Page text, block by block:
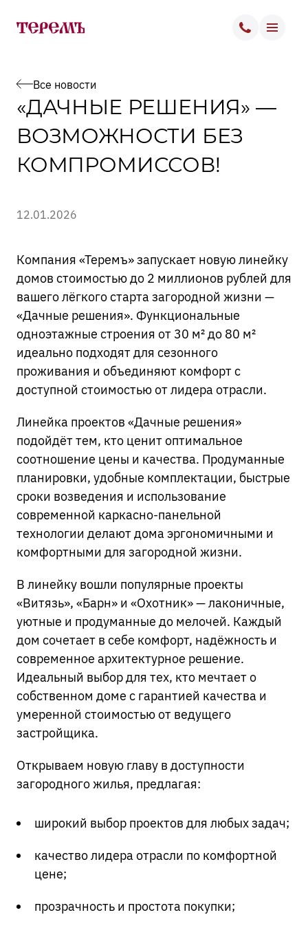
ОСТАВИТЬ ЗАЯВКУ
Укажите свое имя, номер телефона, и предпочтительное
возникшие вопросы!
Имя
Телефон
Дата
Время
Я соглашаюсь сПолитикой в отношении обработки
персональных данных, а также на обработку
персональных данных
О ЦЕНТРЕ
АРЕНДАТОРАМ
ПОСЕТИТЕЛЯМ
КОНТАКТЫ
+7 (495) 461-01-09
Москва, Ореховый бульвар, д. 26Б
ЗАКАЗАТЬ ЗВОНОК
Все новости
«ДАЧНЫЕ РЕШЕНИЯ» —
ВОЗМОЖНОСТИ БЕЗ
КОМПРОМИССОВ!
12.01.2026
Компания «Теремъ» запускает новую линейку
домов стоимостью до 2 миллионов рублей для
вашего лёгкого старта загородной жизни —
«Дачные решения». Функциональные
одноэтажные строения от 30 м² до 80 м²
идеально подходят для сезонного
проживания и объединяют комфорт с
доступной стоимостью от лидера отрасли.
Линейка проектов «Дачные решения»
подойдёт тем, кто ценит оптимальное
соотношение цены и качества. Продуманные
планировки, удобные комплектации, быстрые
сроки возведения и использование
современной каркасно-панельной
технологии делают дома эргономичными и
комфортными для загородной жизни.
В линейку вошли популярные проекты
«Витязь», «Барн» и «Охотник» — лаконичные,
уютные и продуманные до мелочей. Каждый
дом сочетает в себе комфорт, надёжность и
современное архитектурное решение.
Идеальный выбор для тех, кто мечтает о
собственном доме с гарантией качества и
умеренной стоимостью от ведущего
застройщика.
Открываем новую главу в доступности
загородного жилья, предлагая:
широкий выбор проектов для любых задач;
качество лидера отрасли по комфортной
цене;
прозрачность и простота покупки;